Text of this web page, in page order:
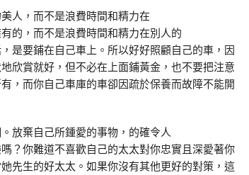
人，而不是浪費時間和精力在
的，而不是浪費時間和精力在別人的
是要鋪在自己車上。所以好好照顧自己的車，因
欣賞就好，但不必在上面鋪黃金，也不要把注意
，而你自己車庫的車卻因疏於保養而故障不能開
放棄自己所鍾愛的事物，的確令人
？你難道不喜歡自己的太太對你忠實且深愛著你
先生的好太太。如果你沒有其他更好的對策，這